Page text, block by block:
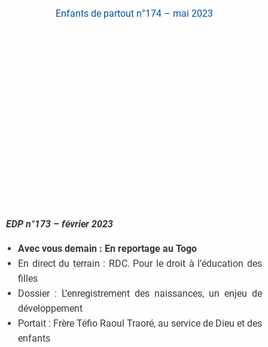
Enfants de partout n°174 – mai 2023
EDP n°173 – février 2023
Avec vous demain : En reportage au Togo
En direct du terrain : RDC. Pour le droit à l’éducation des
filles
Dossier : L’enregistrement des naissances, un enjeu de
développement
Portait : Frère Téfio Raoul Traoré, au service de Dieu et des
enfants